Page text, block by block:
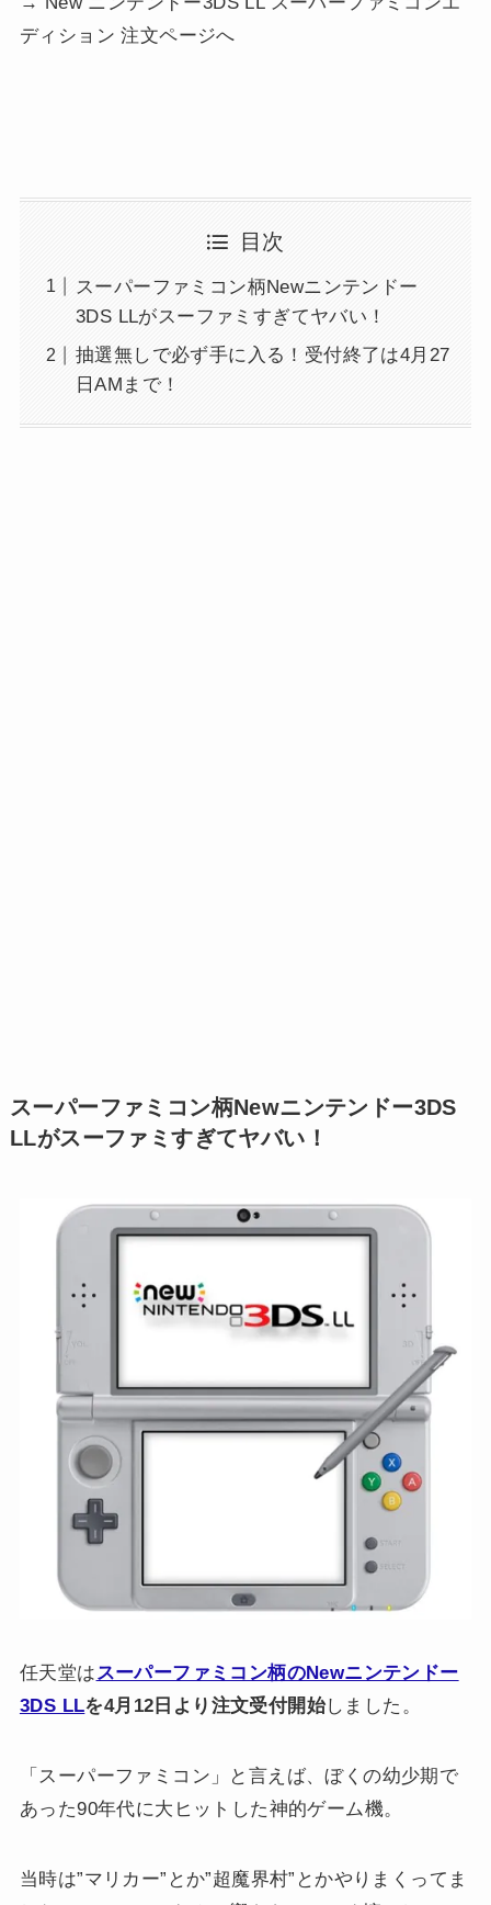
ディション 注文ページへ
目次
スーパーファミコン柄Newニンテンドー
3DS LLがスーファミすぎてヤバい！
抽選無しで必ず手に入る！受付終了は4月27
日AMまで！
スーパーファミコン柄Newニンテンドー3DS
LLがスーファミすぎてヤバい！
任天堂は スーパーファミコン柄のNewニンテンドー
3DS LLを4月12日より注文受付開始しました。
「スーパーファミコン」と言えば、ぼくの幼少期で
あった90年代に大ヒットした神的ゲーム機。
当時は”マリカー”とか”超魔界村”とかやりまくってま